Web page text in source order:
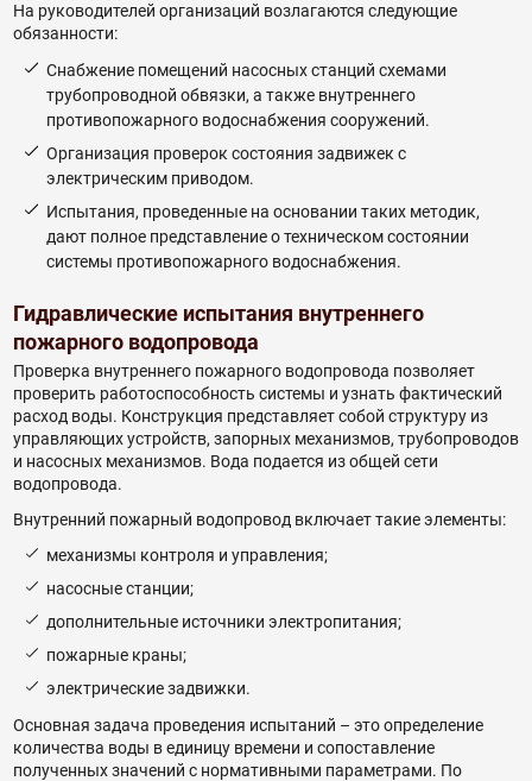
На руководителей организаций возлагаются следующие
обязанности:
Снабжение помещений насосных станций схемами
трубопроводной обвязки, а также внутреннего
противопожарного водоснабжения сооружений.
Организация проверок состояния задвижек с
электрическим приводом.
Испытания, проведенные на основании таких методик,
дают полное представление о техническом состоянии
системы противопожарного водоснабжения.
Гидравлические испытания внутреннего
пожарного водопровода
Проверка внутреннего пожарного водопровода позволяет
проверить работоспособность системы и узнать фактический
расход воды. Конструкция представляет собой структуру из
управляющих устройств, запорных механизмов, трубопроводов
и насосных механизмов. Вода подается из общей сети
водопровода.
Внутренний пожарный водопровод включает такие элементы:
механизмы контроля и управления;
насосные станции;
дополнительные источники электропитания;
пожарные краны;
электрические задвижки.
Основная задача проведения испытаний – это определение
количества воды в единицу времени и сопоставление
полученных значений с нормативными параметрами. По